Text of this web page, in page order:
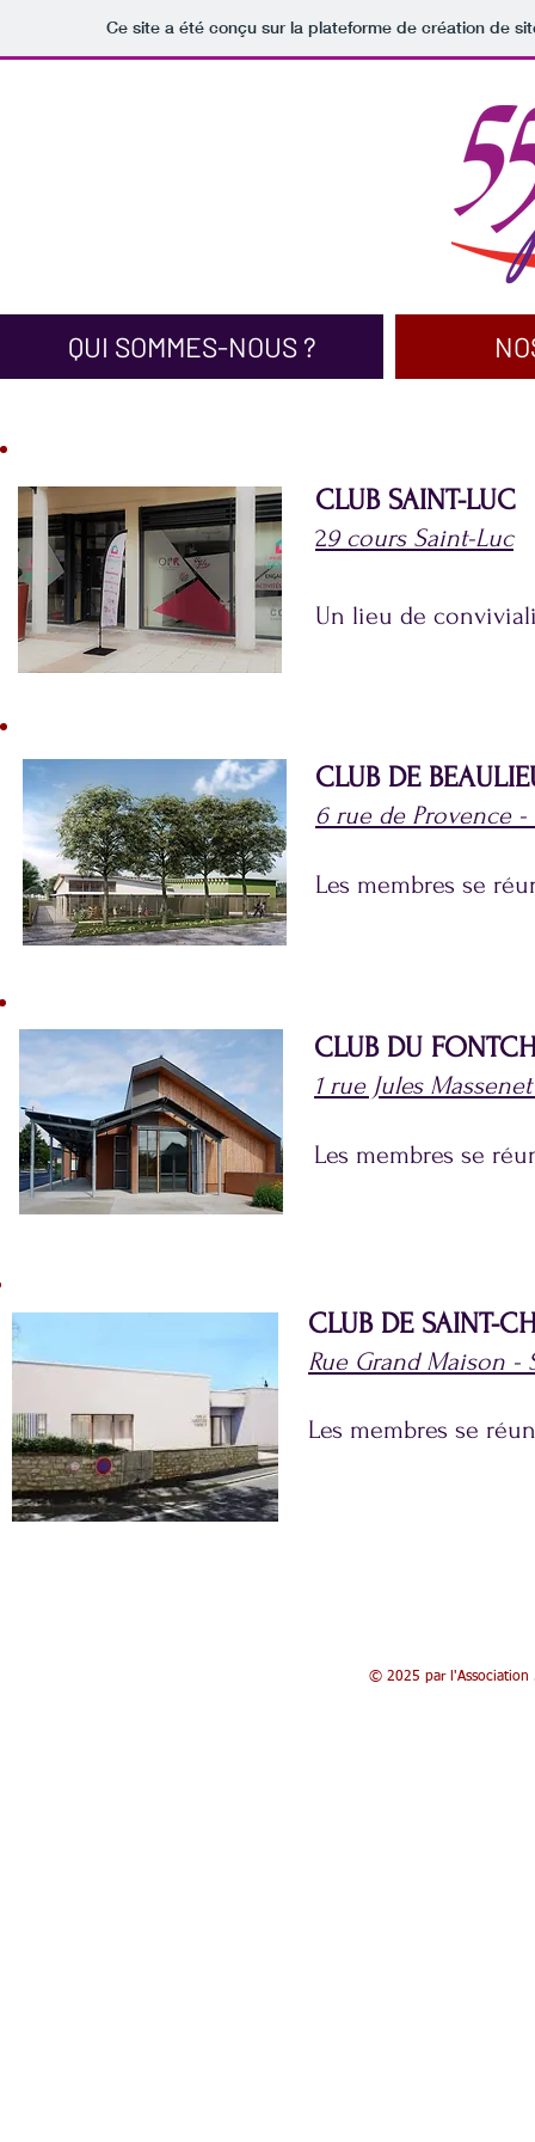
Ce site a été conçu sur la plateforme de création de
QUI SOMMES-NOUS ?
CLUB SAINT-LUC
29 cours Saint-Luc
Un lieu de
CLUB DE
6 rue de Provence
Les membres se
CLUB DU
1 rue Jules
Les membres se
CLUB DE SAINT-
Rue Grand Maison -
Les membres se
© 2025 par l'Association